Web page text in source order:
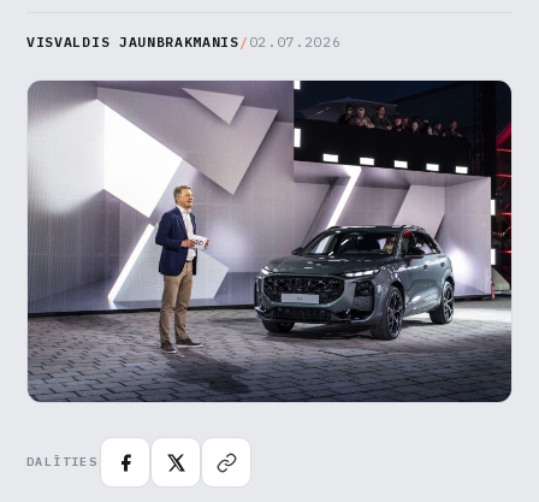
VISVALDIS JAUNBRAKMANIS / 02.07.2026
DALĪTIES